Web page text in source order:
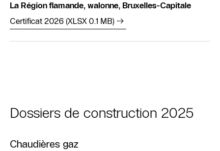
La Région flamande, walonne, Bruxelles-Capitale
Certificat 2026 (XLSX 0.1 MB)
Dossiers de construction 2025
Chaudières gaz